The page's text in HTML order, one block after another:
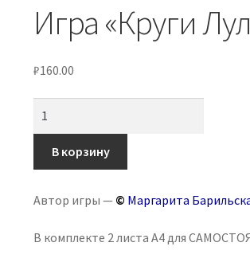
Игра «Круги
₽160.00
Игра
«Круги
Деревья,
и
В корзину
Автор игры — © Маргарита
В комплекте 2 листа А4 для